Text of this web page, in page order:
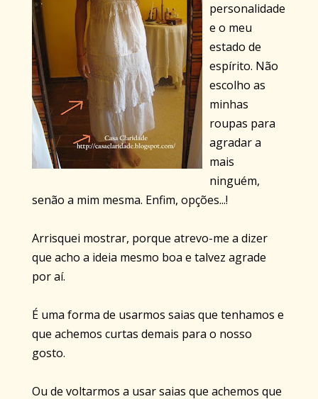
personalidade
e o meu
estado de
espírito. Não
escolho as
minhas
roupas para
agradar a
mais
ninguém,
senão a mim mesma. Enfim, opções...!
Arrisquei mostrar, porque atrevo-me a dizer
que acho a ideia mesmo boa e talvez agrade
por aí.
É uma forma de usarmos saias que tenhamos e
que achemos curtas demais para o nosso
gosto.
Ou de voltarmos a usar saias que achemos que